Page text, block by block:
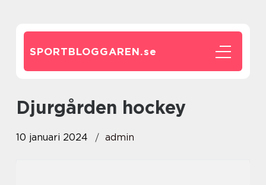
SPORTBLOGGAREN.se
djurgården hockey
10 januari 2024 admin